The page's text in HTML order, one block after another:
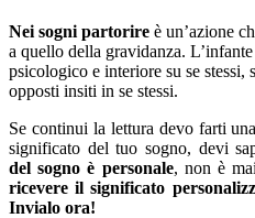
Nei sogni partorire è un’azione
a quello della gravidanza.
psicologico e interiore su se stessi,
opposti insiti in se stessi.
Se continui la lettura devo farti
significato del tuo sogno, devi
del sogno è personale, non è
ricevere il significato
Invialo ora!